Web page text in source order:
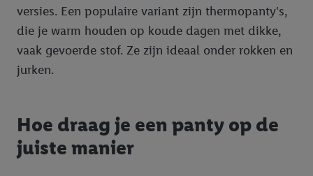
versies. Een populaire variant zijn thermopanty's,
die je warm houden op koude dagen met dikke,
vaak gevoerde stof. Ze zijn ideaal onder rokken en
jurken.
Hoe draag je een panty op de
juiste manier